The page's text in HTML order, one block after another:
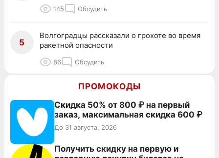
145 Обсудить
5
Волгоградцы рассказали о грохоте во время
ракетной опасности
86 Обсудить
ПРОМОКОДЫ
Скидка 50% от 800 ₽ на первый
заказ, максимальная скидка 600 ₽
До 31 августа, 2026
Получить скидку на первую и